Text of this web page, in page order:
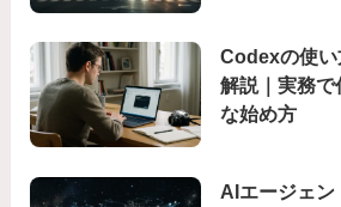
Codexの使い
解説｜実務
な始め方
AIエージェン